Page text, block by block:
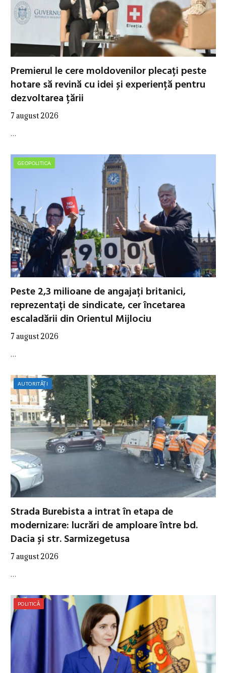
Premierul le cere moldovenilor plecați peste
hotare să revină cu idei și experiență pentru
dezvoltarea țării
7 august 2026
…
GEOPOLITICA
Peste 2,3 milioane de angajați britanici,
reprezentați de sindicate, cer încetarea
escaladării din Orientul Mijlociu
7 august 2026
…
AUTORITĂȚI
Strada Burebista a intrat în etapa de
modernizare: lucrări de amploare între bd.
Dacia și str. Sarmizegetusa
7 august 2026
…
POLITICĂ